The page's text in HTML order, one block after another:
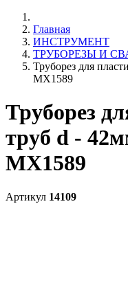
Главная
ИНСТРУМЕНТ
ТРУБОРЕЗЫ И
Труборез для
MX1589
Труборез
труб d -
MX1589
Артикул 14109